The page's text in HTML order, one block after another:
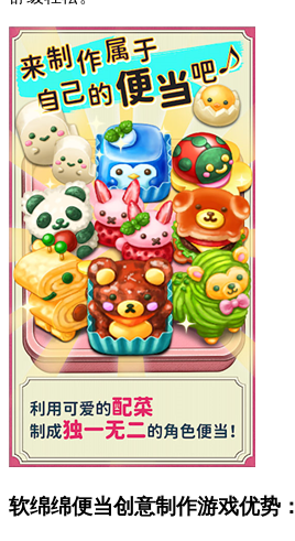
软绵绵便当创意制作游戏优势：